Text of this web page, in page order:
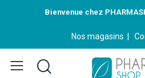
Bienvenue chez
Nos magasins